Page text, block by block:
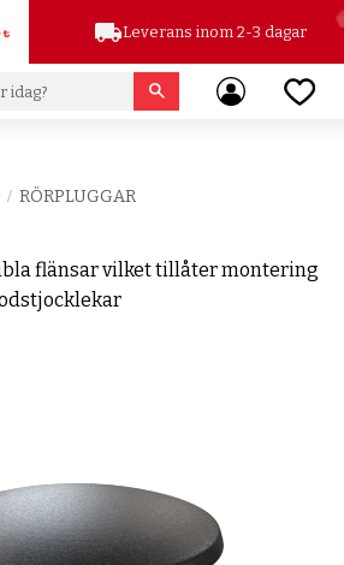
local_shippingLeverans inom 2-3 dagar
RÖRPLUGGAR
flänsar vilket tillåter montering